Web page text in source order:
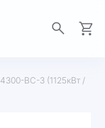
BC-3 (1125кВт /